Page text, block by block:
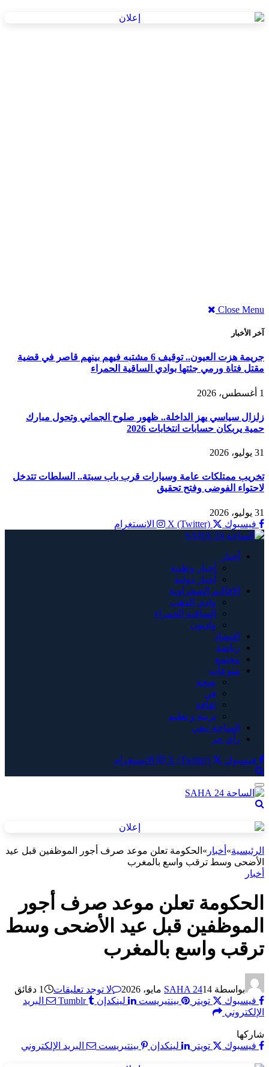
Close Menu
آخر الأخبار
جريمة هزت العيون.. توقيف 6 مشتبه فيهم بينهم قاصر في قضية
مقتل فتاة ورمي جثتها بوادي الساقية الحمراء
1 أغسطس، 2026
زلزال سياسي يهز الداخلة.. ظهور صلوح الجماني وتحول مبارك
حمية يربكان حسابات انتخابات 2026
31 يوليو، 2026
تخريب ممتلكات عامة وسيارات قرب باب سبتة.. السلطات تتدخل
لاحتواء الفوضى وفتح تحقيق
31 يوليو، 2026
فيسبوك
X (Twitter) الانستغرام
أخبار
أخبار وطنية
أخبار دولية
الاقاليم الصحراوية
وادي الذهب
الساقية الحمراء
وادنون
اقتصاد
رياضة
مجتمع
منوعات
صحة
فن
ثقافة
تربية و تعليم
الساحة تيفي
رأي حر
فيسبوك X (Twitter) الانستغرام
الرئيسية» أخبار » الحكومة تعلن موعد صرف أجور الموظفين قبل عيد
الأضحى وسط ترقب واسع بالمغرب
أخبار
الحكومة تعلن موعد صرف أجور
الموظفين قبل عيد الأضحى وسط
ترقب واسع بالمغرب
بواسطة SAHA 2414 مايو، 2026 لا توجد تعليقات
1 دقائق
فيسبوك
تويتر بينتيريست لينكدإن Tumblr
البريد
الإلكتروني
شاركها
فيسبوك
تويتر لينكدإن بينتيريست البريد الإلكتروني